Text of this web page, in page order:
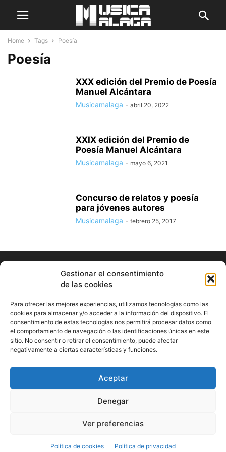
Gestionar el consentimiento
de las cookies
Para ofrecer las mejores experiencias, utilizamos tecnologías como las
cookies para almacenar y/o acceder a la información del dispositivo. El
consentimiento de estas tecnologías nos permitirá procesar datos como
el comportamiento de navegación o las identificaciones únicas en este
sitio. No consentir o retirar el consentimiento, puede afectar
negativamente a ciertas características y funciones.
Aceptar
Denegar
Ver preferencias
Política de cookies Política de privacidad
Home Tags Poesía
Poesía
XXX edición del Premio de Poesía
Manuel Alcántara
Musicamalaga - abril 20, 2022
XXIX edición del Premio de
Poesía Manuel Alcántara
Musicamalaga - mayo 6, 2021
Concurso de relatos y poesía
para jóvenes autores
Musicamalaga - febrero 25, 2017
ABOUT US
Información Cultural de Málaga y otros de interés general
Contact us:musicamalaga55@gmail.com
FOLLOW US
© Musicamalaga